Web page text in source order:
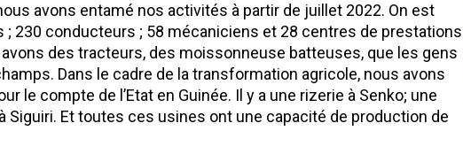
avons entamé nos activités à partir de juillet 2022. On est
; 230 conducteurs ; 58 mécaniciens et 28 centres de prestations
des tracteurs, des moissonneuse batteuses, que les gens
Dans le cadre de la transformation agricole, nous avons
le compte de l’Etat en Guinée. Il y a une rizerie à Senko; une
Siguiri. Et toutes ces usines ont une capacité de production de